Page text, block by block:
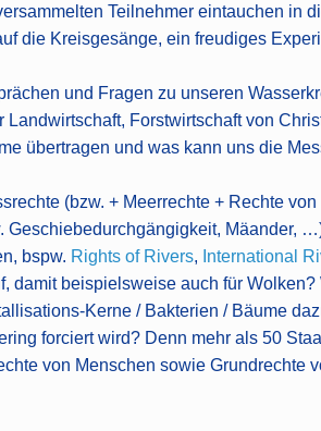
Teilnehmer eintauchen in
die Kreisgesänge, ein freudiges
und Fragen zu unseren
Landwirtschaft, Forstwirtschaft von
übertragen und was kann uns die
(bzw. + Meerrechte + Rechte von
Mäander,
bspw. Rights of Rivers, International
beispielsweise auch für Wolken?
Kerne / Bakterien / Bäume
forciert wird? Denn mehr als 50
von Menschen sowie Grundrechte